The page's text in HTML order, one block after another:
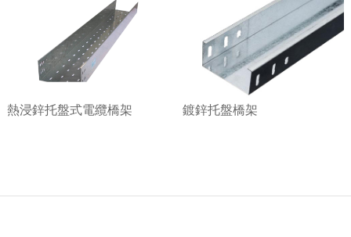
熱浸鋅托盤式電纜橋架 鍍鋅托盤橋架